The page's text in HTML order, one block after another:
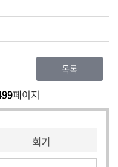
목록
페이지
회기